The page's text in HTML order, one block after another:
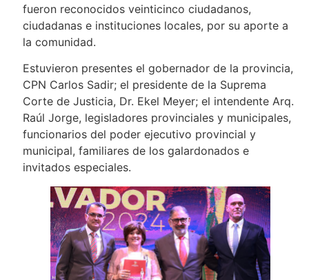
fueron reconocidos veinticinco ciudadanos,
ciudadanas e instituciones locales, por su aporte a
la comunidad.
Estuvieron presentes el gobernador de la provincia,
CPN Carlos Sadir; el presidente de la Suprema
Corte de Justicia, Dr. Ekel Meyer; el intendente Arq.
Raúl Jorge, legisladores provinciales y municipales,
funcionarios del poder ejecutivo provincial y
municipal, familiares de los galardonados e
invitados especiales.